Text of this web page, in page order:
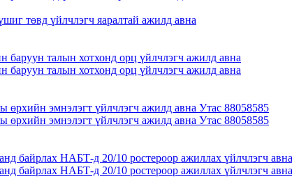
төвд үйлчлэгч яаралтай ажилд авна
талын хотхонд орц үйлчлэгч ажилд авна
талын хотхонд орц үйлчлэгч ажилд авна
өрхийн эмнэлэгт үйлчлэгч ажилд авна Утас 88058585
өрхийн эмнэлэгт үйлчлэгч ажилд авна Утас 88058585
байрлах НАБТ-д 20/10 ростероор ажиллах үйлчлэгч авна
байрлах НАБТ-д 20/10 ростероор ажиллах үйлчлэгч авна